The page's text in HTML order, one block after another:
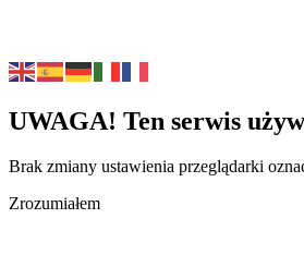
UWAGA! Ten serwis
Brak zmiany ustawienia przeglądarki
Zrozumiałem